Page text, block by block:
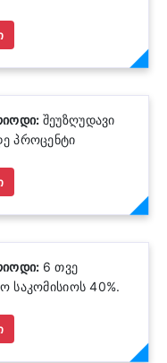
შეუზღუდავი
პროცენტი
6 თვე
საკომისიოს 40%.